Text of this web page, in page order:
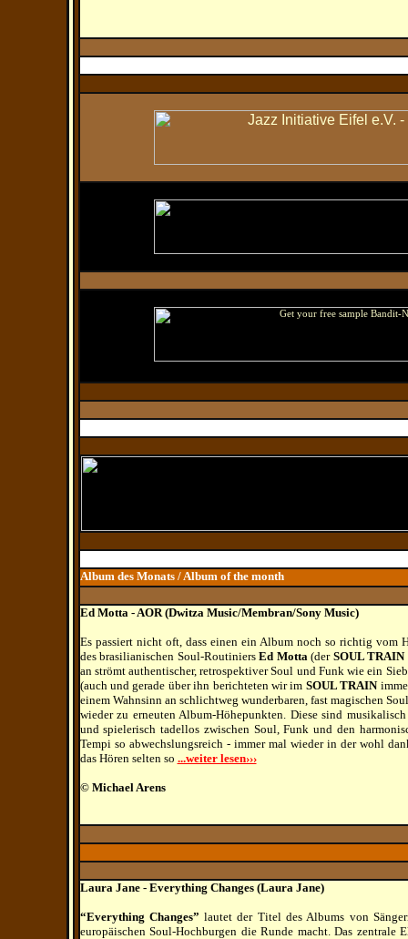
Album des Monats / Album of the month
Ed Motta - AOR (Dwitza Music/Membran/Sony Music)
Es passiert nicht oft, dass einen ein Album noch so richtig vom
des brasilianischen Soul-RoutiniersEd Motta(der SOUL TRAIN
an strömt authentischer, retrospektiver Soul und Funk wie ein
(auch und gerade über ihn berichteten wir im SOUL TRAIN
einem Wahnsinn an schlichtweg wunderbaren, fast magischen
wieder zu erneuten Album-Höhepunkten. Diese sind
und spielerisch tadellos zwischen Soul, Funk und den
Tempi so abwechslungsreich - immer mal wieder in der wohl
das Hören selten so ...weiter lesen›››
© Michael Arens
Laura Jane - Everything Changes (Laura Jane)
“Everything Changes” lautet der Titel des Albums von
europäischen Soul-Hochburgen die Runde macht. Das